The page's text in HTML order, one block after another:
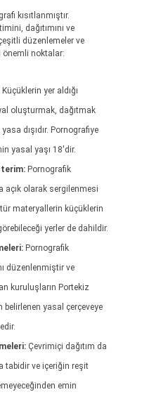
kısıtlanmıştır.
dağıtımını ve
düzenlemeler ve
önemli noktalar:
Küçüklerin yer aldığı
oluşturmak, dağıtmak
dışıdır. Pornografiye
yasal yaşı 18'dir.
Pornografik
açık olarak sergilenmesi
materyallerin küçüklerin
yerler de dahildir.
Pornografik
düzenlenmiştir ve
kuruluşların Portekiz
belirlenen yasal çerçeveye
Çevrimiçi dağıtım da
tabidir ve içeriğin reşit
emin